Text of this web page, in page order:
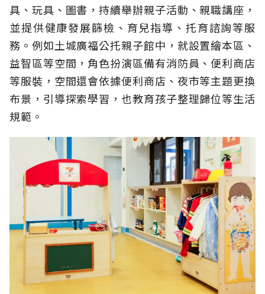
具、玩具、圖書，持續舉辦親子活動、親職講座，
並提供健康發展篩檢、育兒指導、托育諮詢等服
務。例如土城廣福公托親子館中，就設置繪本區、
益智區等空間，角色扮演區備有消防員、便利商店
等服裝，空間還會依據便利商店、夜市等主題更換
布景，引導探索學習，也教育孩子整理歸位等生活
規範。